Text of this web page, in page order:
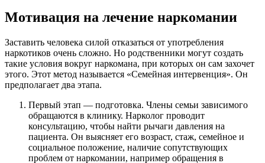
Мотивация на лечение наркомании
Заставить человека силой отказаться от употребления
наркотиков очень сложно. Но родственники могут создать
такие условия вокруг наркомана, при которых он сам захочет
этого. Этот метод называется «Семейная интервенция». Он
предполагает два этапа.
Первый этап — подготовка. Члены семьи зависимого
обращаются в клинику. Нарколог проводит
консультацию, чтобы найти рычаги давления на
пациента. Он выясняет его возраст, стаж, семейное и
социальное положение, наличие сопутствующих
проблем от наркомании, например обращения в